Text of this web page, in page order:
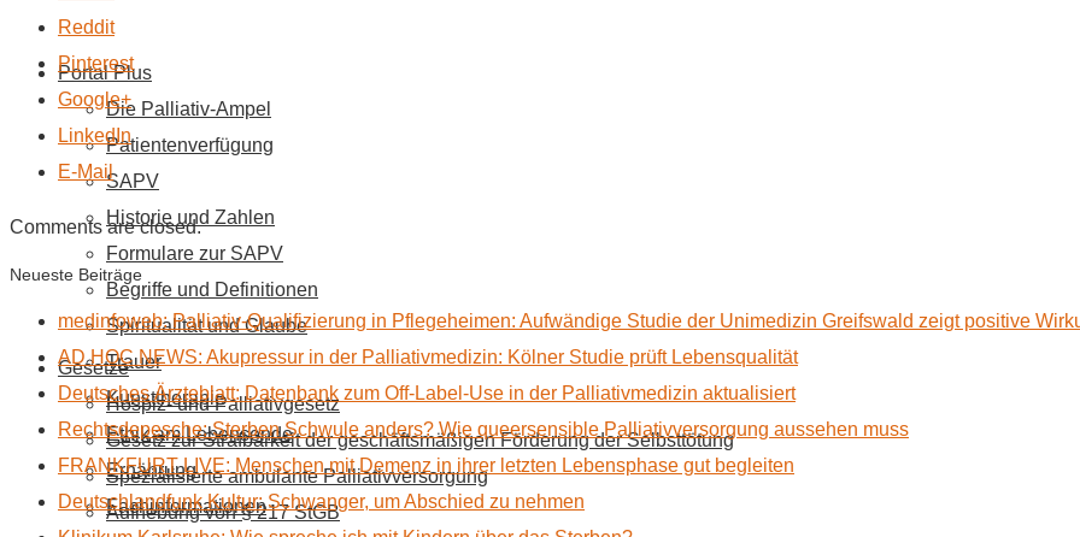
Portal Plus
Die Palliativ-Ampel
Patientenverfügung
SAPV
Historie und Zahlen
Formulare zur SAPV
Begriffe und Definitionen
Spiritualität und Glaube
Trauer
Kunsttherapie
Ethik am Lebensende
Ernährung
Fachinformationen
Gesetze
Hospiz- und Palliativgesetz
Gesetz zur Strafbarkeit der geschäftsmäßigen Förderung der Selbsttötung
Spezialisierte ambulante Palliativversorgung
Aufhebung von § 217 StGB
Reddit
Pinterest
Google+
LinkedIn
E-Mail
Comments are closed.
Neueste Beiträge
medinfoweb: Palliativ-Qualifizierung in Pflegeheimen: Aufwändige Studie der Unimedizin Greifswald zeigt positive
AD HOC NEWS: Akupressur in der Palliativmedizin: Kölner Studie prüft Lebensqualität
Deutsches Ärzteblatt: Datenbank zum Off-Label-Use in der Palliativmedizin aktualisiert
Rechtsdepesche: Sterben Schwule anders? Wie queersensible Palliativversorgung aussehen muss
FRANKFURT LIVE: Menschen mit Demenz in ihrer letzten Lebensphase gut begleiten
Deutschlandfunk Kultur: Schwanger, um Abschied zu nehmen